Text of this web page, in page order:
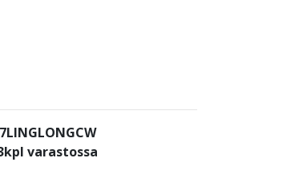
varastossa